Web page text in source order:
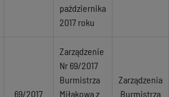
października
2017 roku
69/2017
Zarządzenie
Nr 69/2017
Burmistrza
Miłakowa z
Zarządzenia
Burmistrza